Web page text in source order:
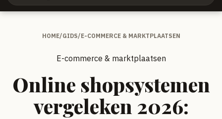
HOME/GIDS/E-COMMERCE & MARKTPLAATSEN
E-commerce & marktplaatsen
Online shopsystemen
vergeleken 2026: